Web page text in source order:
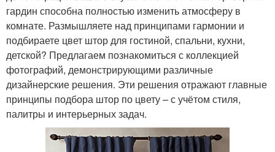
гардин способна полностью изменить атмосферу в
комнате. Размышляете над принципами гармонии и
подбираете цвет штор для гостиной, спальни, кухни,
детской? Предлагаем познакомиться с коллекцией
фотографий, демонстрирующими различные
дизайнерские решения. Эти решения отражают главные
принципы подбора штор по цвету – с учётом стиля,
палитры и интерьерных задач.